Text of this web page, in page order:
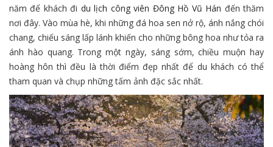
năm để khách đi du lịch công viên Đông Hồ Vũ Hán đến thăm
nơi đây. Vào mùa hè, khi những đá hoa sen nở rộ, ánh nắng chói
chang, chiếu sáng lấp lánh khiến cho những bông hoa như tỏa ra
ánh hào quang. Trong một ngày, sáng sớm, chiều muộn hay
hoàng hôn thì đều là thời điểm đẹp nhất để du khách có thể
tham quan và chụp những tấm ảnh đặc sắc nhất.